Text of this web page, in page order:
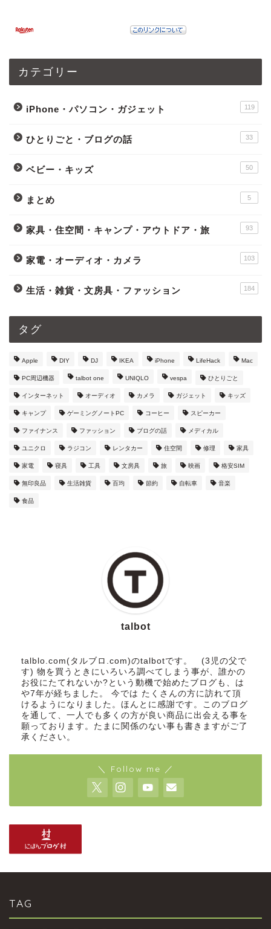
カテゴリー
iPhone・パソコン・ガジェット 119
ひとりごと・ブログの話 33
ベビー・キッズ 50
まとめ 5
家具・住空間・キャンプ・アウトドア・旅 93
家電・オーディオ・カメラ 103
生活・雑貨・文房具・ファッション 184
タグ
Apple DIY DJ IKEA iPhone LifeHack Mac
PC周辺機器 talbot one UNIQLO vespa ひとりごと
インターネット オーディオ カメラ ガジェット キッズ
キャンプ ゲーミングノートPC コーヒー スピーカー
ファイナンス ファッション ブログの話 メディカル
ユニクロ ラジコン レンタカー 住空間 修理 家具
家電 寝具 工具 文房具 旅 映画 格安SIM
無印良品 生活雑貨 百均 節約 自転車 音楽
食品
talbot
talblo.com(タルブロ.com)のtalbotです。 (3児の父で
す) 物を買うときにいろいろ調べてしまう事が、誰かの
お役にたてれないか?という動機で始めたブログも、は
や7年が経ちました。 今では たくさんの方に訪れて頂
けるようになりました。ほんとに感謝です。このブログ
を通して、一人でも多くの方が良い商品に出会える事を
願っております。たまに関係のない事も書きますがご了
承ください。
＼ Follow me ／
TAG